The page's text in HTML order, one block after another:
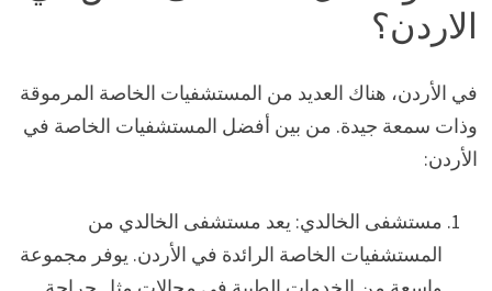
الاردن؟
في الأردن، هناك العديد من المستشفيات الخاصة المرموقة
وذات سمعة جيدة. من بين أفضل المستشفيات الخاصة في
الأردن:
مستشفى الخالدي: يعد مستشفى الخالدي من
المستشفيات الخاصة الرائدة في الأردن. يوفر مجموعة